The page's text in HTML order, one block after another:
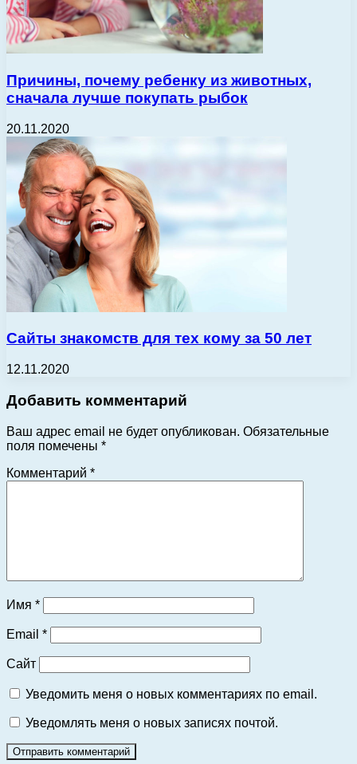
Причины, почему ребенку из животных,
сначала лучше покупать рыбок
20.11.2020
Сайты знакомств для тех кому за 50 лет
12.11.2020
Добавить комментарий
Ваш адрес email не будет опубликован. Обязательные
поля помечены *
Комментарий *
Имя *
Email *
Сайт
Уведомить меня о новых комментариях по email.
Уведомлять меня о новых записях почтой.